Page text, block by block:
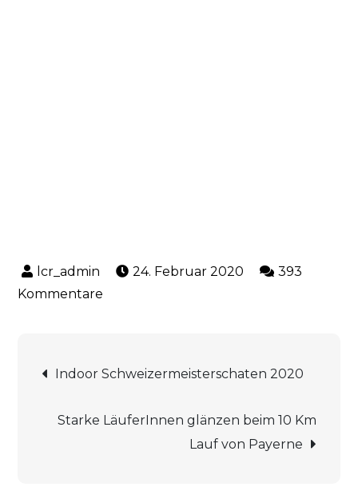
24. Februar 2020
393
Kommentare
für
Eberhard
Beitrags-
Navigation
Indoor Schweizermeisterschaten 2020
Starke LäuferInnen glänzen beim 10 Km
Lauf von Payerne